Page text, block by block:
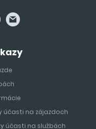
účasti na zájazdoch
účasti na službách